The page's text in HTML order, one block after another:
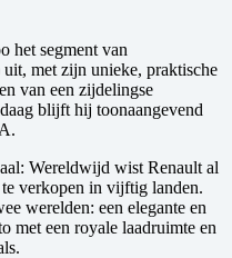
het segment van
met zijn unieke, praktische
van een zijdelingse
blijft hij toonaangevend
Wereldwijd wist Renault al
verkopen in vijftig landen.
werelden: een elegante en
met een royale laadruimte en